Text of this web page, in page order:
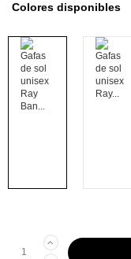
Colores disponibles